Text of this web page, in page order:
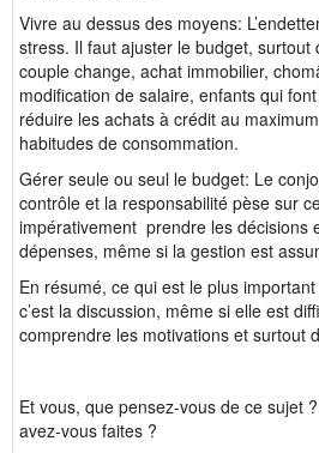
Vivre au dessus des moyens:
stress. Il faut ajuster le budget, surtout
couple change, achat immobilier,
modification de salaire, enfants qui
réduire les achats à crédit au
habitudes de consommation.
Gérer seule ou seul le budget: Le
contrôle et la responsabilité pèse sur
impérativement prendre les décisions
dépenses, même si la gestion est
En résumé, ce qui est le plus
c’est la discussion, même si elle est
comprendre les motivations et surtout
Et vous, que pensez-vous de ce sujet
avez-vous faites ?